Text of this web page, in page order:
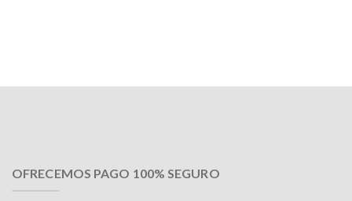
OFRECEMOS PAGO 100% SEGURO